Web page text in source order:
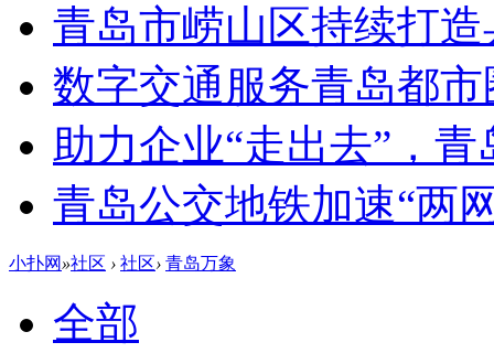
青岛市崂山区持续打
数字交通服务青岛都
助力企业“走出去”，
青岛公交地铁加速“两
小扑网 »社区 › 社区› 青岛万象
全部